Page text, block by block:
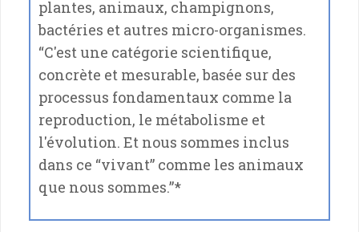
plantes, animaux, champignons,
bactéries et autres micro-organismes.
“C'est une catégorie scientifique,
concrète et mesurable, basée sur des
processus fondamentaux comme la
reproduction, le métabolisme et
l'évolution. Et nous sommes inclus
dans ce “vivant” comme les animaux
que nous sommes.”*